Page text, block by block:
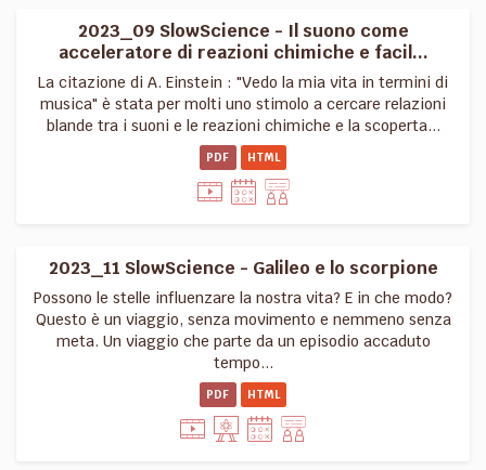
2023_09 SlowScience - Il suono come
acceleratore di reazioni chimiche e facil...
La citazione di A. Einstein : "Vedo la mia vita in termini di
musica" è stata per molti uno stimolo a cercare relazioni
blande tra i suoni e le reazioni chimiche e la scoperta...
PDF HTML
2023_11 SlowScience - Galileo e lo scorpione
Possono le stelle influenzare la nostra vita? E in che modo?
Questo è un viaggio, senza movimento e nemmeno senza
meta. Un viaggio che parte da un episodio accaduto
tempo...
PDF HTML